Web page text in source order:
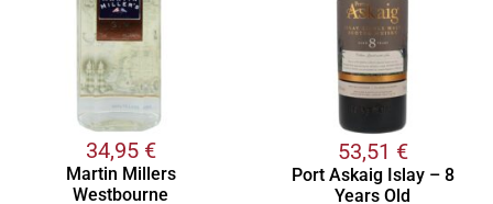
34,95 €
Martin Millers
Westbourne
53,51 €
Port Askaig Islay – 8
Years Old